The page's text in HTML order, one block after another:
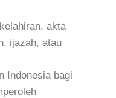
akta
ijazah, atau
Indonesia bagi